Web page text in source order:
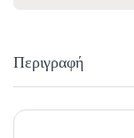
Περιγραφή